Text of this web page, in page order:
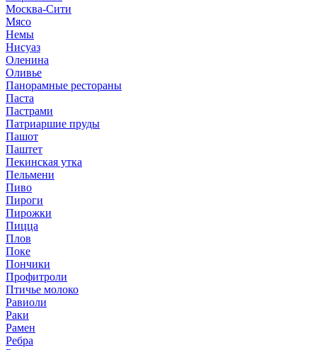
Москва-Сити
Мясо
Немы
Нисуаз
Оленина
Оливье
Панорамные рестораны
Паста
Пастрами
Патриаршие пруды
Пашот
Паштет
Пекинская утка
Пельмени
Пиво
Пироги
Пирожки
Пицца
Плов
Поке
Пончики
Профитроли
Птичье молоко
Равиоли
Раки
Рамен
Ребра